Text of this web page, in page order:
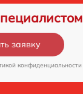
заявку
конфиденциальности